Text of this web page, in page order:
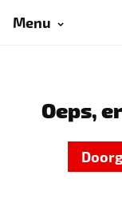
Menu
Oeps,